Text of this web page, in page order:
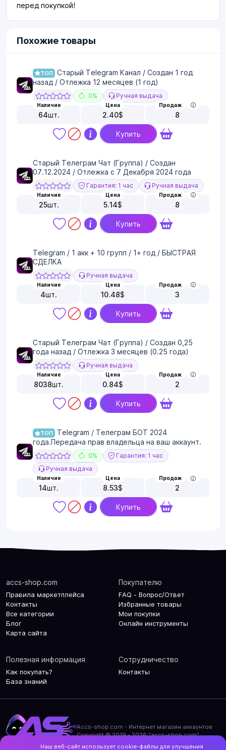
перед покупкой!
Похожие товары
ТОП
Старый Telegram Канал / Создан 1 год
назад / Отлежка 12 месяцев (1 год)
0% Ручная выдача
Наличие
64шт.
Цена
2.40$
Продаж
8
Купить
Старый Телеграм Чат (Группа) / Создан
07.12.2024 / Отлежка с 7 Декабря 2024 года
Гарантия: 1 час Ручная выдача
Наличие
25шт.
Цена
5.14$
Продаж
8
Купить
Telegram / 1 акк + 10 групп / 1+ год / БЫСТРАЯ
СДЕЛКА
Ручная выдача
Наличие
4шт.
Цена
10.48$
Продаж
3
Купить
Старый Телеграм Чат (Группа) / Создан 0,25
года назад / Отлежка 3 месяцев (0.25 года)
Ручная выдача
Наличие
8038шт.
Цена
0.84$
Продаж
2
Купить
ТОП
Telegram / Телеграм БОТ 2024
года.Передача прав владельца на ваш аккаунт.
0%
Гарантия: 1 час
Ручная выдача
Наличие
14шт.
Цена
8.53$
Продаж
2
Купить
accs-shop.com
Правила маркетплейса
Контакты
Все категории
Блог
Карта сайта
Покупателю
FAQ - Вопрос/Ответ
Избранные товары
Мои покупки
Онлайн инструменты
Полезная информация
Как покупать?
База знаний
Сотрудничество
Контакты
Accs-shop.com - Интернет магазин аккаунтов
Copyright © 2019 - 2026 "accs-shop.com"
Наш веб-сайт использует cookie-файлы для улучшения